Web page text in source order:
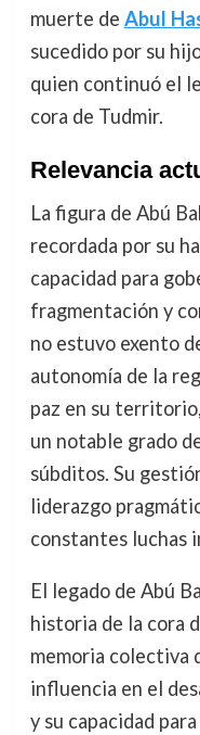
muerte de Abul
sucedido por su
quien continuó el
cora de Tudmir.
Relevancia
La figura de Abú
recordada por su
capacidad para
fragmentación y
no estuvo exento
autonomía de la
paz en su
un notable grado
súbditos. Su
liderazgo
constantes luchas
El legado de Abú
historia de la cora
memoria colectiva
influencia en el
y su capacidad